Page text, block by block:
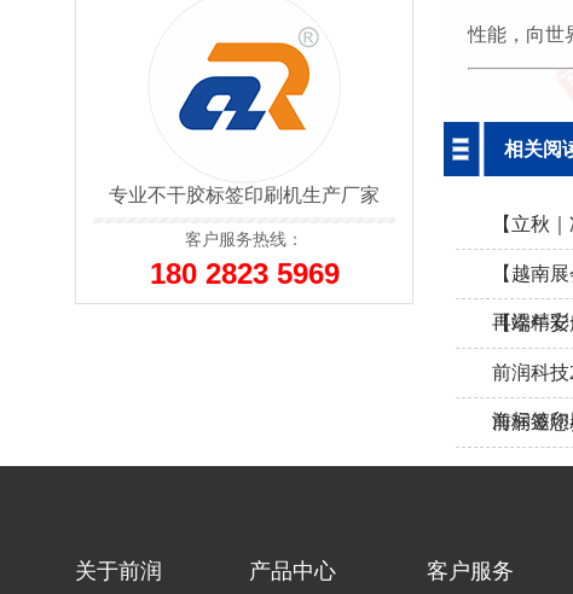
性能，向世
相关阅
【立秋
【越南
再添精
【端午安
前润科技
海标签印
前润邀您
专业不干胶标签印刷机生产厂家
客户服务热线：
180 2823 5969
关于前润 产品中心 客户服务